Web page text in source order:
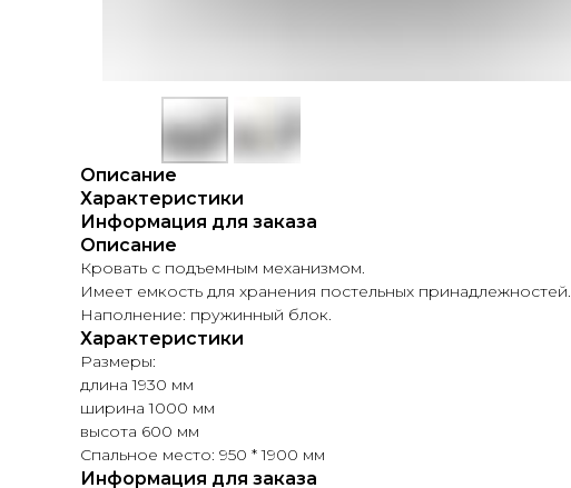
Описание
Характеристики
Информация для заказа
Описание
Кровать с подъемным механизмом.
Имеет емкость для хранения постельных принадлежностей.
Наполнение: пружинный блок.
Характеристики
Размеры:
длина 1930 мм
ширина 1000 мм
высота 600 мм
Спальное место: 950 * 1900 мм
Информация для заказа